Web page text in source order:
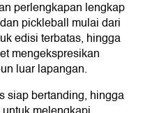
perlengkapan lengkap
pickleball mulai dari
edisi terbatas, hingga
mengekspresikan
luar lapangan.
siap bertanding, hingga